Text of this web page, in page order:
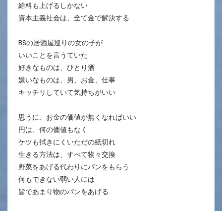
給料も上げるしかない
資本主義社会は、全て金で解決する
BSの居酒屋巡りの女の子が
いいことを言うていた
好きなものは、ひとり酒
嫌いなものは、男、お金、仕事
キッチリしていて気持ちがいい
思うに、お金の価値が無くなればいい
円は、何の価値もなく
ケツも拭きにくいただの紙切れ
生きる方法は、すべて物々交換
野菜をあげる代わりにパンをもらう
何もできない弱い人には
皆であまり物のパンをあげる